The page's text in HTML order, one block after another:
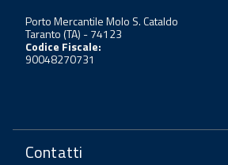
Porto Mercantile Molo S. Cataldo
Taranto (TA) - 74123
Codice Fiscale:
90048270731
Contatti